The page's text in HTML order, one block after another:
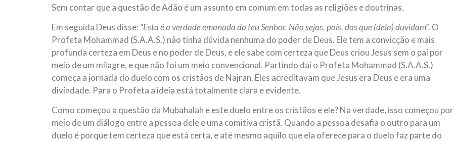
Sem contar que a questão de Adão é um assunto em comum em todas as religiões e doutrinas.
Em seguida Deus disse: “Esta é a verdade emanada do teu Senhor. Não sejas, pois, dos que (dela) duvidam”. O
Profeta Mohammad (S.A.A.S.) não tinha dúvida nenhuma do poder de Deus. Ele tem a convicção e mais
profunda certeza em Deus e no poder de Deus, e ele sabe com certeza que Deus criou Jesus sem o pai por
meio de um milagre, e que não foi um meio convencional. Partindo daí o Profeta Mohammad (S.A.A.S.)
começa a jornada do duelo com os cristãos de Najran. Eles acreditavam que Jesus era Deus e era uma
divindade. Para o Profeta a ideia está totalmente clara e evidente.
Como começou a questão da Mubahalah e este duelo entre os cristãos e ele? Na verdade, isso começou por
meio de um diálogo entre a pessoa dele e uma comitiva cristã. Quando a pessoa desafia o outro para um
duelo é porque tem certeza que está certa, e até mesmo aquilo que ela oferece para o duelo faz parte do